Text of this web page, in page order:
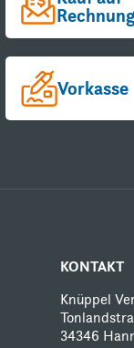
Vorkasse
KONTAKT
Knüppel
34346